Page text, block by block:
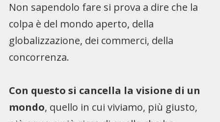
Non sapendolo fare si prova a dire che la
colpa è del mondo aperto, della
globalizzazione, dei commerci, della
concorrenza.
Con questo si cancella la visione di un
mondo, quello in cui viviamo, più giusto,